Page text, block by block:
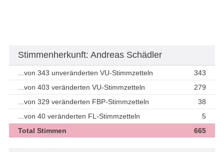
Stimmenherkunft: Andreas Schädler
...von 343 unveränderten VU-Stimmzetteln
343
...von 403 veränderten VU-Stimmzetteln
279
...von 329 veränderten FBP-Stimmzetteln
38
...von 40 veränderten FL-Stimmzetteln
5
Total Stimmen
665